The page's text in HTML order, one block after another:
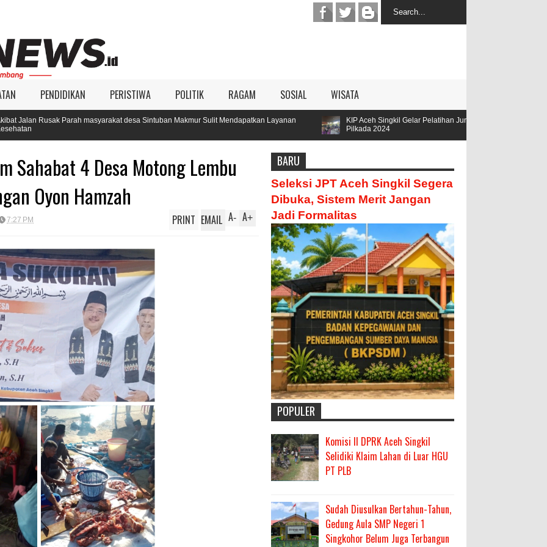
PENDIDIKAN PERISTIWA POLITIK RAGAM SOSIAL WISATA
masyarakat desa Sintuban Makmur Sulit Mendapatkan Layanan
KIP Aceh Singkil Gelar Pelatihan Jurnalis
Pilkada 2024
Sahabat 4 Desa Motong Lembu
Oyon Hamzah
7:27 PM A+
A-
PRINT EMAIL
BARU
Seleksi JPT Aceh Singkil Segera
Dibuka, Sistem Merit Jangan
Jadi Formalitas
POPULER
Komisi II DPRK Aceh Singkil
Selidiki Klaim Lahan di Luar HGU
PT PLB
Sudah Diusulkan Bertahun-Tahun,
Gedung Aula SMP Negeri 1
Singkohor Belum Juga Terbangun